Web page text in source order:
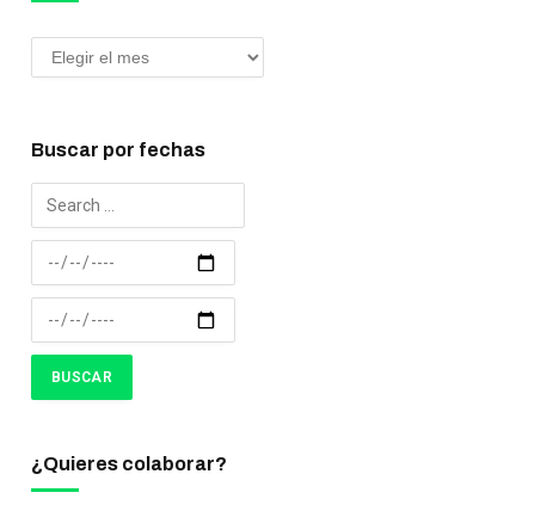
Buscar por fechas
¿Quieres colaborar?